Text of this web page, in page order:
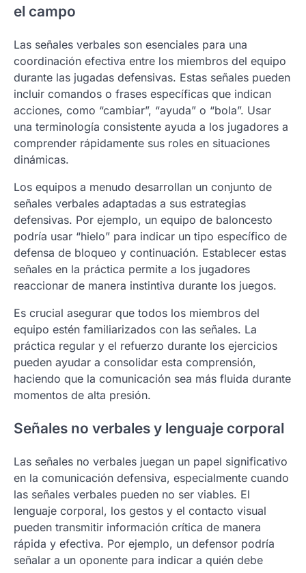
el campo
Las señales verbales son esenciales para una
coordinación efectiva entre los miembros del equipo
durante las jugadas defensivas. Estas señales pueden
incluir comandos o frases específicas que indican
acciones, como “cambiar”, “ayuda” o “bola”. Usar
una terminología consistente ayuda a los jugadores a
comprender rápidamente sus roles en situaciones
dinámicas.
Los equipos a menudo desarrollan un conjunto de
señales verbales adaptadas a sus estrategias
defensivas. Por ejemplo, un equipo de baloncesto
podría usar “hielo” para indicar un tipo específico de
defensa de bloqueo y continuación. Establecer estas
señales en la práctica permite a los jugadores
reaccionar de manera instintiva durante los juegos.
Es crucial asegurar que todos los miembros del
equipo estén familiarizados con las señales. La
práctica regular y el refuerzo durante los ejercicios
pueden ayudar a consolidar esta comprensión,
haciendo que la comunicación sea más fluida durante
momentos de alta presión.
Señales no verbales y lenguaje corporal
Las señales no verbales juegan un papel significativo
en la comunicación defensiva, especialmente cuando
las señales verbales pueden no ser viables. El
lenguaje corporal, los gestos y el contacto visual
pueden transmitir información crítica de manera
rápida y efectiva. Por ejemplo, un defensor podría
señalar a un oponente para indicar a quién debe